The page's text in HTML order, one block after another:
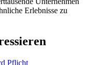
Erlebnisse zu